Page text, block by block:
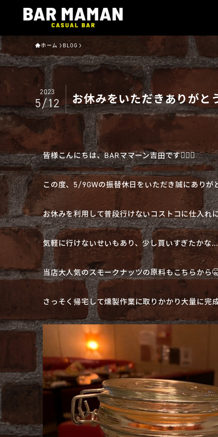
ホーム BLOG
お休みをいただきありがと
2023
5/12
皆様こんにちは、BARママーン吉田です🧔🏻‍♂️
この度、5/9GWの振替休日をいただき誠にあり
お休みを利用して普段行けないコストコに仕入れ
気軽に行けないせいもあり、少し買いすぎたかな
当店大人気のスモークナッツの原料もこちらから
さっそく帰宅して燻製作業に取りかかり大量に完